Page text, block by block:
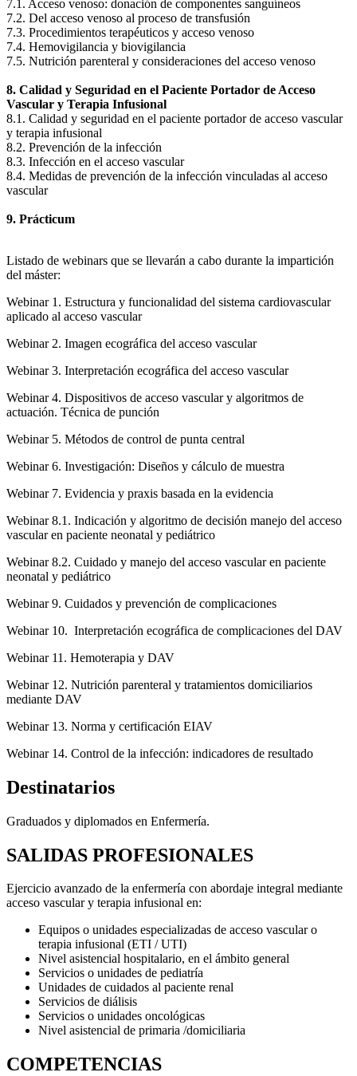
7.1. Acceso venoso: donación de componentes sanguíneos
7.2. Del acceso venoso al proceso de transfusión
7.3. Procedimientos terapéuticos y acceso venoso
7.4. Hemovigilancia y biovigilancia
7.5. Nutrición parenteral y consideraciones del acceso venoso
8. Calidad y Seguridad en el Paciente Portador de Acceso
Vascular y Terapia Infusional
8.1. Calidad y seguridad en el paciente portador de acceso vascular
y terapia infusional
8.2. Prevención de la infección
8.3. Infección en el acceso vascular
8.4. Medidas de prevención de la infección vinculadas al acceso
vascular
9. Prácticum
Listado de webinars que se llevarán a cabo durante la impartición
del máster:
Webinar 1. Estructura y funcionalidad del sistema cardiovascular
aplicado al acceso vascular
Webinar 2. Imagen ecográfica del acceso vascular
Webinar 3. Interpretación ecográfica del acceso vascular
Webinar 4. Dispositivos de acceso vascular y algoritmos de
actuación. Técnica de punción
Webinar 5. Métodos de control de punta central
Webinar 6. Investigación: Diseños y cálculo de muestra
Webinar 7. Evidencia y praxis basada en la evidencia
Webinar 8.1. Indicación y algoritmo de decisión manejo del acceso
vascular en paciente neonatal y pediátrico
Webinar 8.2. Cuidado y manejo del acceso vascular en paciente
neonatal y pediátrico
Webinar 9. Cuidados y prevención de complicaciones
Webinar 10. Interpretación ecográfica de complicaciones del DAV
Webinar 11. Hemoterapia y DAV
Webinar 12. Nutrición parenteral y tratamientos domiciliarios
mediante DAV
Webinar 13. Norma y certificación EIAV
Webinar 14. Control de la infección: indicadores de resultado
Destinatarios
Graduados y diplomados en Enfermería.
SALIDAS PROFESIONALES
Ejercicio avanzado de la enfermería con abordaje integral mediante
acceso vascular y terapia infusional en:
Equipos o unidades especializadas de acceso vascular o
terapia infusional (ETI / UTI)
Nivel asistencial hospitalario, en el ámbito general
Servicios o unidades de pediatría
Unidades de cuidados al paciente renal
Servicios de diálisis
Servicios o unidades oncológicas
Nivel asistencial de primaria /domiciliaria
COMPETENCIAS